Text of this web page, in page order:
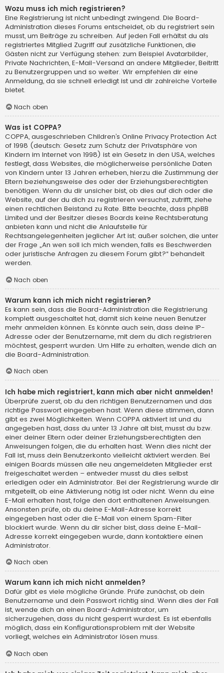
Wozu muss ich mich registrieren?
Eine Registrierung ist nicht unbedingt zwingend. Die Board-
Administration dieses Forums entscheidet, ob du registriert sein
musst, um Beiträge zu schreiben. Auf jeden Fall erhältst du als
registriertes Mitglied Zugriff auf zusätzliche Funktionen, die
Gästen nicht zur Verfügung stehen: zum Beispiel Avatarbilder,
Private Nachrichten, E-Mail-Versand an andere Mitglieder, Beitritt
zu Benutzergruppen und so weiter. Wir empfehlen dir eine
Anmeldung, da sie schnell erledigt ist und dir zahlreiche Vorteile
bietet.
Nach oben
Was ist COPPA?
COPPA, ausgeschrieben Children’s Online Privacy Protection Act
of 1998 (deutsch: Gesetz zum Schutz der Privatsphäre von
Kindern im Internet von 1998) ist ein Gesetz in den USA, welches
festlegt, dass Websites, die möglicherweise persönliche Daten
von Kindern unter 13 Jahren erheben, hierzu die Zustimmung der
Eltern beziehungsweise des oder der Erziehungsberechtigten
benötigen. Wenn du dir unsicher bist, ob dies auf dich oder die
Website, auf der du dich zu registrieren versuchst, zutrifft, ziehe
einen rechtlichen Beistand zu Rate. Bitte beachte, dass phpBB
Limited und der Besitzer dieses Boards keine Rechtsberatung
anbieten kann und nicht die Anlaufstelle für
Rechtsangelegenheiten jeglicher Art ist; außer solchen, die unter
der Frage „An wen soll ich mich wenden, falls es Beschwerden
oder juristische Anfragen zu diesem Forum gibt?“ behandelt
werden.
Nach oben
Warum kann ich mich nicht registrieren?
Es kann sein, dass die Board-Administration die Registrierung
komplett ausgeschaltet hat, damit sich keine neuen Benutzer
mehr anmelden können. Es könnte auch sein, dass deine IP-
Adresse oder der Benutzername, mit dem du dich registrieren
möchtest, gesperrt wurden. Um Hilfe zu erhalten, wende dich an
die Board-Administration.
Nach oben
Ich habe mich registriert, kann mich aber nicht anmelden!
Überprüfe zuerst, ob du den richtigen Benutzernamen und das
richtige Passwort eingegeben hast. Wenn diese stimmen, dann
gibt es zwei Möglichkeiten. Wenn COPPA aktiviert ist und du
angegeben hast, dass du unter 13 Jahre alt bist, musst du bzw.
einer deiner Eltern oder deiner Erziehungsberechtigten den
Anweisungen folgen, die du erhalten hast. Wenn dies nicht der
Fall ist, muss dein Benutzerkonto vielleicht aktiviert werden. Bei
einigen Boards müssen alle neu angemeldeten Mitglieder erst
freigeschaltet werden – entweder musst du dies selbst
erledigen oder ein Administrator. Bei der Registrierung wurde dir
mitgeteilt, ob eine Aktivierung nötig ist oder nicht. Wenn du eine
E-Mail erhalten hast, folge den dort enthaltenen Anweisungen.
Ansonsten prüfe, ob du deine E-Mail-Adresse korrekt
eingegeben hast oder die E-Mail von einem Spam-Filter
blockiert wurde. Wenn du dir sicher bist, dass deine E-Mail-
Adresse korrekt eingegeben wurde, dann kontaktiere einen
Administrator.
Nach oben
Warum kann ich mich nicht anmelden?
Dafür gibt es viele mögliche Gründe. Prüfe zunächst, ob dein
Benutzername und dein Passwort richtig sind. Wenn dies der Fall
ist, wende dich an einen Board-Administrator, um
sicherzugehen, dass du nicht gesperrt wurdest. Es ist ebenfalls
möglich, dass ein Konfigurationsproblem mit der Website
vorliegt, welches ein Administrator lösen muss.
Nach oben